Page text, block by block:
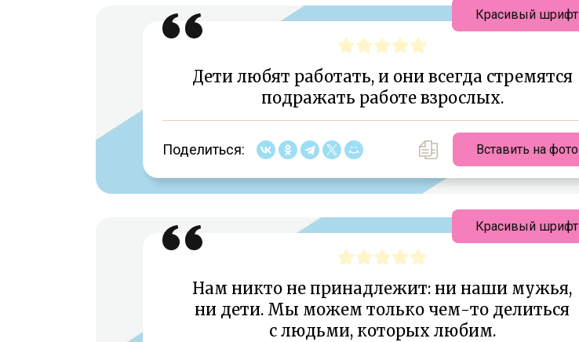
Дети любят работать, и они всегда стремятся
подражать работе взрослых.
Поделиться: Вставить на фото
Красивый шрифт
Нам никто не принадлежит: ни наши мужья,
ни дети. Мы можем только чем-то делиться
с людьми, которых любим.
Красивый шрифт